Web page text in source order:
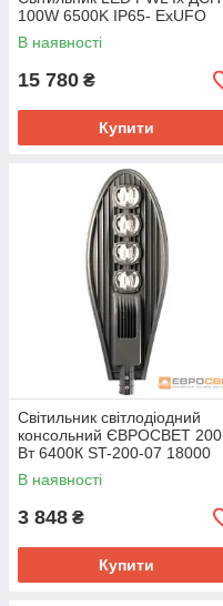
100W 6500K IP65- ExUFO
В наявності
15 780 ₴
Купити
Світильник світлодіодний
консольний ЄВРОСВЕТ 200
Вт 6400К ST-200-07 18000
Лм IP65
В наявності
3 848 ₴
Купити